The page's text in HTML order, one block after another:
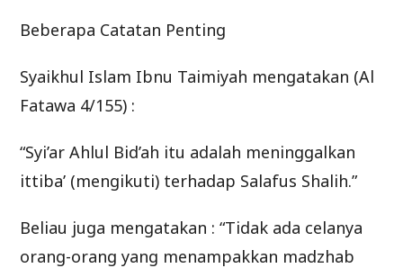
Beberapa Catatan Penting
Syaikhul Islam Ibnu Taimiyah mengatakan (Al
Fatawa 4/155) :
“Syi’ar Ahlul Bid’ah itu adalah meninggalkan
ittiba’ (mengikuti) terhadap Salafus Shalih.”
Beliau juga mengatakan : “Tidak ada celanya
orang-orang yang menampakkan madzhab